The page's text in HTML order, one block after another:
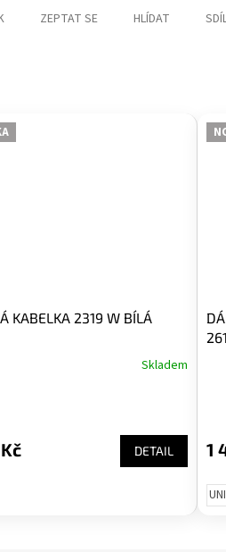
ZEPTAT SE HLÍDAT
KABELKA 2319 W BÍLÁ
Skladem
DETAIL 1
UNI